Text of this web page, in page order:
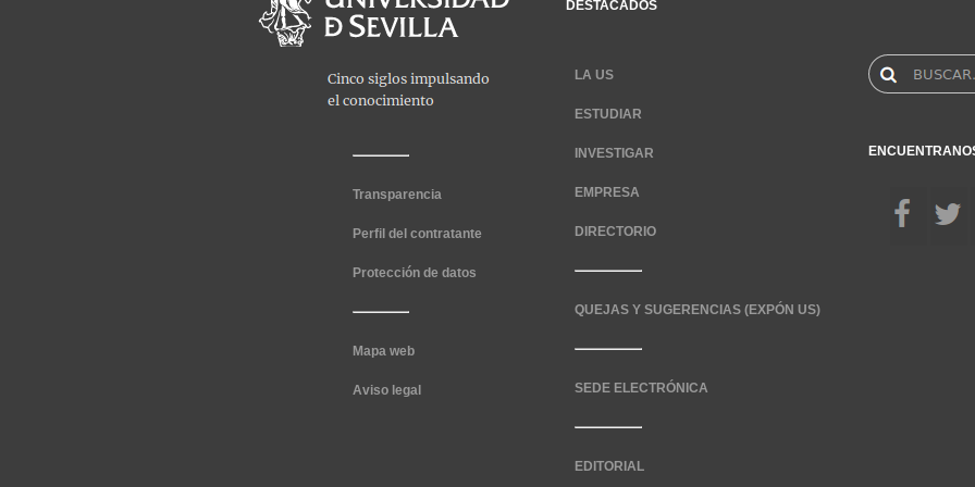
Transparencia
Perfil del contratante
Protección de datos
Mapa web
Aviso legal
DESTACADOS
LA US
ESTUDIAR
INVESTIGAR
EMPRESA
DIRECTORIO
QUEJAS Y SUGERENCIAS (EXPÓN US)
SEDE ELECTRÓNICA
EDITORIAL